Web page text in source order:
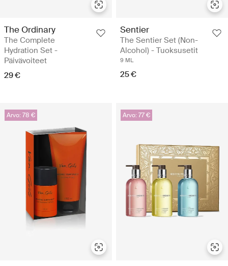
The Ordinary
The Complete
Hydration Set -
Päivävoiteet
29 €
Sentier
The Sentier Set (Non-
Alcohol) - Tuoksusetit
9 ML
25 €
Arvo: 78 € Arvo: 77 €